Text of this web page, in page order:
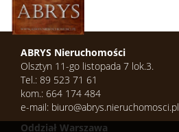
ABRYS Nieruchomości
Olsztyn 11-go listopada 7 lok.3.
Tel.: 89 523 71 61
kom.: 664 174 484
e-mail: biuro@abrys.nieruchomosci.pl
Oddział Warszawa